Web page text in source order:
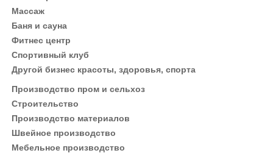
Массаж
Баня и сауна
Фитнес центр
Спортивный клуб
Другой бизнес красоты, здоровья, спорта
Производство пром и сельхоз
Строительство
Производство материалов
Швейное производство
Мебельное производство